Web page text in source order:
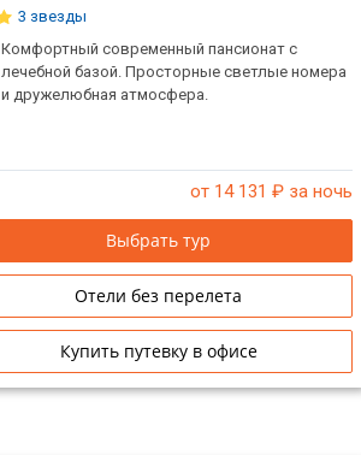
3 звезды
Комфортный современный пансионат с
лечебной базой. Просторные светлые номера
и дружелюбная атмосфера.
от 14 131 ₽ за ночь
Выбрать тур
Отели без перелета
Купить путевку в офисе